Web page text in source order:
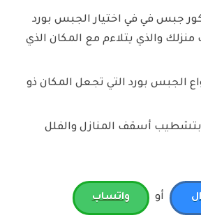
جبس في في اختيار الجبس بورد
والذي يتلاءم مع المكان الذي
الجبس بورد التي تجعل المكان ذو
أسقف المنازل والفلل
أو واتساب